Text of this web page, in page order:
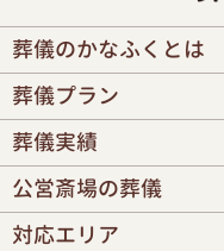
葬儀のかなふくとは
葬儀プラン
葬儀実績
公営斎場の葬儀
対応エリア